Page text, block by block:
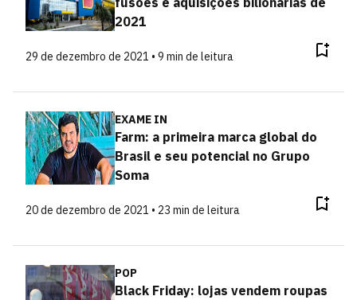
2021
29 de dezembro de 2021 • 9 min de leitura
EXAME IN
Farm: a primeira marca global do
Brasil e seu potencial no Grupo
Soma
20 de dezembro de 2021 • 23 min de leitura
POP
Black Friday: lojas vendem roupas